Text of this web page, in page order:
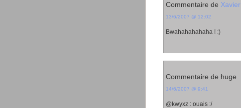
Commentaire de Xavier
13/6/2007 @ 12:02
Bwahahahahaha ! :)
Commentaire de huge
14/6/2007 @ 9:41
@kwyxz : ouais :/